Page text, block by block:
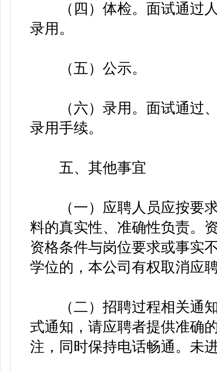
（四）体检。面试通过人
录用。
（五）公示。
（六）录用。面试通过、
录用手续。
五、其他事宜
（一）应聘人员应按要求
料的真实性、准确性负责。
资格条件与岗位要求或事实
学位的，本公司有权取消应
（二）招聘过程相关通知
式通知，请应聘者提供准确
注，同时保持电话畅通。未